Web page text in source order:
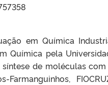
em Química
Química pela
síntese de moléculas
Farmanguinhos,